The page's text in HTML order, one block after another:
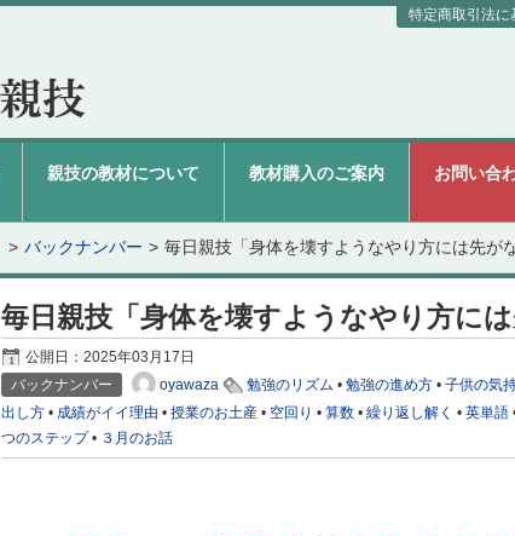
特定商取引法に
親技の教材について 教材購入のご案内 お問い合
バックナンバー 毎日親技「身体を壊すようなやり方には先が
毎日親技「身体を壊すようなやり方に
公開日：2025年03月17日
バックナンバー
oyawaza 勉強のリズム •勉強の進め方 •子供の気
出し方 • 成績がイイ理由 •授業のお土産 • 空回り •算数 •繰り返し解く •英単語
つのステップ• ３月のお話